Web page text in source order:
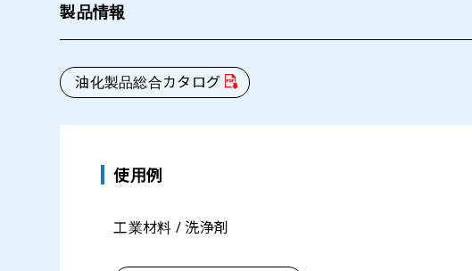
製品情報
油化製品総合カタログ
使用例
工業材料 / 洗浄剤